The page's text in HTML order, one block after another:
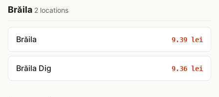
Brăila 2 locations
Brăila 9.39 lei
Brăila Dig 9.36 lei